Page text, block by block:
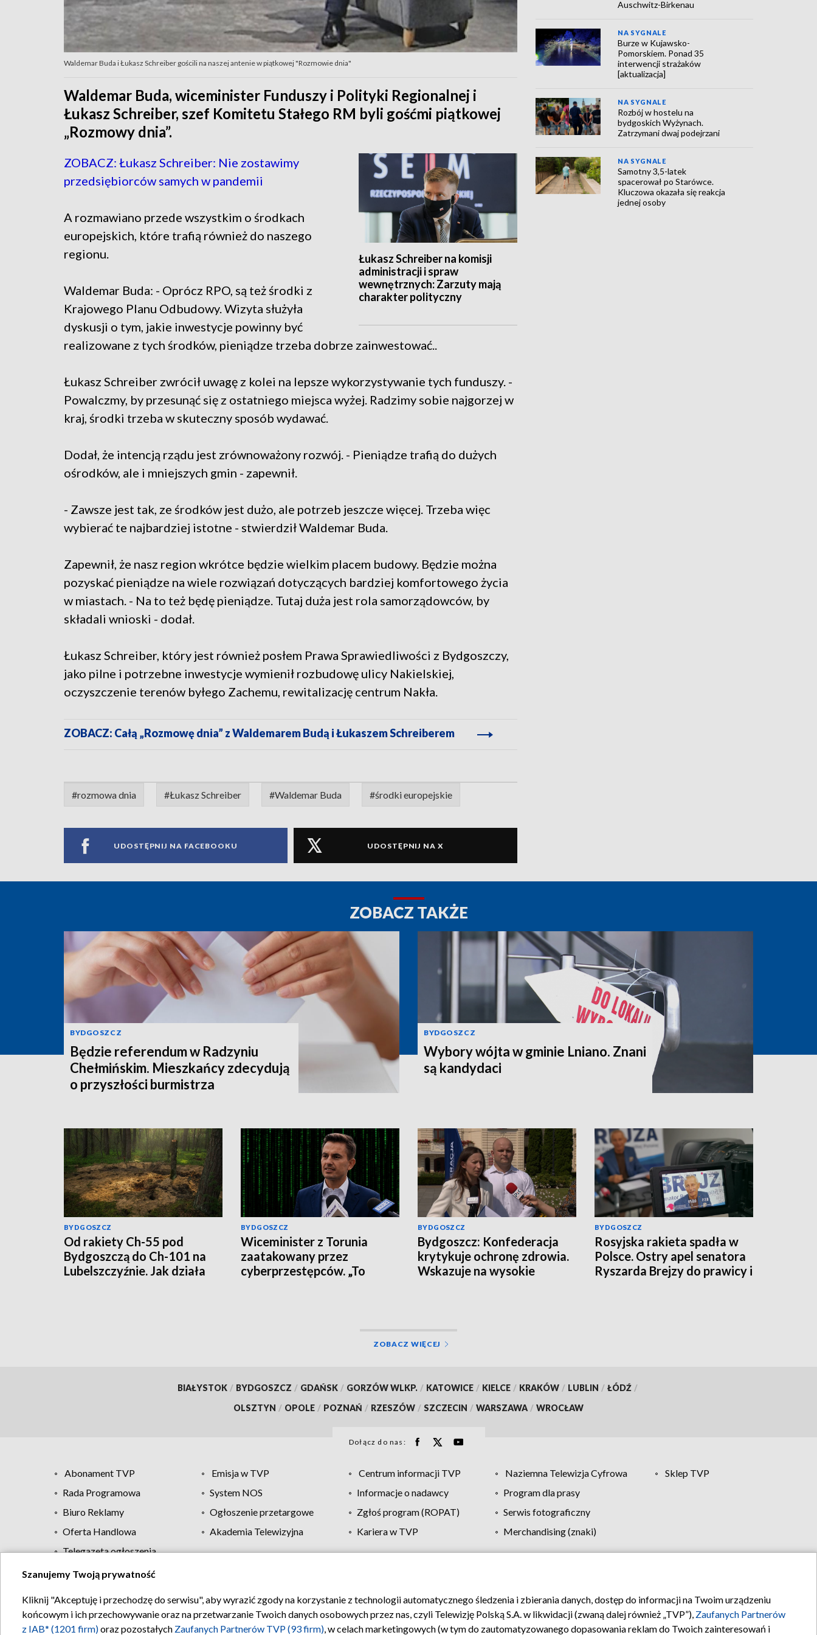
Waldemar Buda i Łukasz Schreiber gościli na naszej antenie w piątkowej "Rozmowie dnia"
Waldemar Buda, wiceminister Funduszy i Polityki Regionalnej i
Łukasz Schreiber, szef Komitetu Stałego RM byli gośćmi piątkowej
„Rozmowy dnia”.
Łukasz Schreiber na komisji
administracji i spraw
wewnętrznych: Zarzuty mają
charakter polityczny
ZOBACZ: Łukasz Schreiber: Nie zostawimy
przedsiębiorców samych w pandemii
A rozmawiano przede wszystkim o środkach
europejskich, które trafią również do naszego
regionu.
Waldemar Buda: - Oprócz RPO, są też środki z
Krajowego Planu Odbudowy. Wizyta służyła
dyskusji o tym, jakie inwestycje powinny być
realizowane z tych środków, pieniądze trzeba dobrze zainwestować..
Łukasz Schreiber zwrócił uwagę z kolei na lepsze wykorzystywanie tych funduszy. -
Powalczmy, by przesunąć się z ostatniego miejsca wyżej. Radzimy sobie najgorzej w
kraj, środki trzeba w skuteczny sposób wydawać.
Dodał, że intencją rządu jest zrównoważony rozwój. - Pieniądze trafią do dużych
ośrodków, ale i mniejszych gmin - zapewnił.
- Zawsze jest tak, ze środków jest dużo, ale potrzeb jeszcze więcej. Trzeba więc
wybierać te najbardziej istotne - stwierdził Waldemar Buda.
Zapewnił, że nasz region wkrótce będzie wielkim placem budowy. Będzie można
pozyskać pieniądze na wiele rozwiązań dotyczących bardziej komfortowego życia
w miastach. - Na to też będę pieniądze. Tutaj duża jest rola samorządowców, by
składali wnioski - dodał.
Łukasz Schreiber, który jest również posłem Prawa Sprawiedliwości z Bydgoszczy,
jako pilne i potrzebne inwestycje wymienił rozbudowę ulicy Nakielskiej,
oczyszczenie terenów byłego Zachemu, rewitalizację centrum Nakła.
ZOBACZ: Całą „Rozmowę dnia” z Waldemarem Budą i Łukaszem Schreiberem
#rozmowa dnia #Łukasz Schreiber #Waldemar Buda #środki europejskie
UDOSTĘPNIJ NA FACEBOOKU UDOSTĘPNIJ NA X
Auschwitz-Birkenau
NA SYGNALE
Burze w Kujawsko-
Pomorskiem. Ponad 35
interwencji strażaków
[aktualizacja]
NA SYGNALE
Rozbój w hostelu na
bydgoskich Wyżynach.
Zatrzymani dwaj podejrzani
NA SYGNALE
Samotny 3,5-latek
spacerował po Starówce.
Kluczowa okazała się reakcja
jednej osoby
ZOBACZ TAKŻE
BYDGOSZCZ
Będzie referendum w Radzyniu
Chełmińskim. Mieszkańcy zdecydują
o przyszłości burmistrza
BYDGOSZCZ
Wybory wójta w gminie Lniano. Znani
są kandydaci
BYDGOSZCZ
Od rakiety Ch-55 pod
Bydgoszczą do Ch-101 na
Lubelszczyźnie. Jak działa
BYDGOSZCZ
Wiceminister z Torunia
zaatakowany przez
cyberprzestępców. „To
BYDGOSZCZ
Bydgoszcz: Konfederacja
krytykuje ochronę zdrowia.
Wskazuje na wysokie
BYDGOSZCZ
Rosyjska rakieta spadła w
Polsce. Ostry apel senatora
Ryszarda Brejzy do prawicy i
ZOBACZ WIĘCEJ
BIAŁYSTOK / BYDGOSZCZ / GDAŃSK / GORZÓW WLKP. / KATOWICE / KIELCE / KRAKÓW / LUBLIN / ŁÓDŹ /
OLSZTYN / OPOLE / POZNAŃ / RZESZÓW / SZCZECIN / WARSZAWA / WROCŁAW
Dołącz do nas:
Abonament TVP Emisja w TVP Centrum informacji TVP Naziemna Telewizja Cyfrowa
Sklep TVP
Rada Programowa
System NOS Informacje o nadawcy
Program dla prasy
Biuro Reklamy
Ogłoszenie przetargowe Zgłoś program (ROPAT)
Serwis fotograficzny
Oferta Handlowa
Akademia Telewizyjna Kariera w TVP
Merchandising (znaki)
Telegazeta ogłoszenia
Regulamin TVP Polityka prywatności Moje zgody Pomoc Biuro reklamy Kontakt
Szanujemy Twoją prywatność
Kliknij "Akceptuję i przechodzę do serwisu", aby wyrazić zgody na korzystanie z technologii automatycznego śledzenia i zbierania danych, dostęp do informacji na Twoim urządzeniu
końcowym i ich przechowywanie oraz na przetwarzanie Twoich danych osobowych przez nas, czyli Telewizję Polską S.A. w likwidacji (zwaną dalej również „TVP”), Zaufanych Partnerów
z IAB* (1201 firm)oraz pozostałych Zaufanych Partnerów TVP (93 firm), w celach marketingowych (w tym do zautomatyzowanego dopasowania reklam do Twoich zainteresowań i